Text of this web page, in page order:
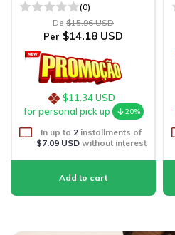
(0)
De $15.96 USD
Per $14.18 USD
$11.34 USD
for personal pick up
20%
In up to 2 installments of
$7.09 USDwithout interest